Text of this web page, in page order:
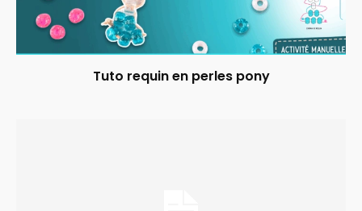
Tuto requin en perles pony